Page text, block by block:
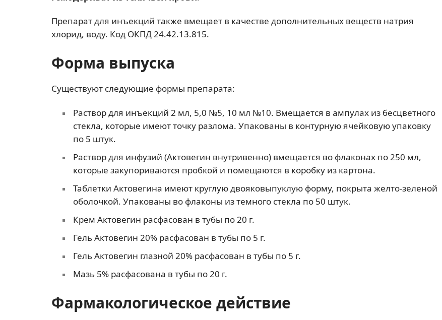
Препарат для инъекций также вмещает в качестве дополнительных веществ натрия
хлорид, воду. Код ОКПД 24.42.13.815.
Форма выпуска
Существуют следующие формы препарата:
Раствор для инъекций 2 мл, 5,0 №5, 10 мл №10. Вмещается в ампулах из бесцветного
стекла, которые имеют точку разлома. Упакованы в контурную ячейковую упаковку
по 5 штук.
Раствор для инфузий (Актовегин внутривенно) вмещается во флаконах по 250 мл,
которые закупориваются пробкой и помещаются в коробку из картона.
Таблетки Актовегина имеют круглую двояковыпуклую форму, покрыта желто-зеленой
оболочкой. Упакованы во флаконы из темного стекла по 50 штук.
Крем Актовегин расфасован в тубы по 20 г.
Гель Актовегин 20% расфасован в тубы по 5 г.
Гель Актовегин глазной 20% расфасован в тубы по 5 г.
Мазь 5% расфасована в тубы по 20 г.
Фармакологическое действие